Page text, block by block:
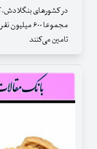
در کشورهای بنگلادش،
مجموعا ۶۰۰
تامین می‌کنند